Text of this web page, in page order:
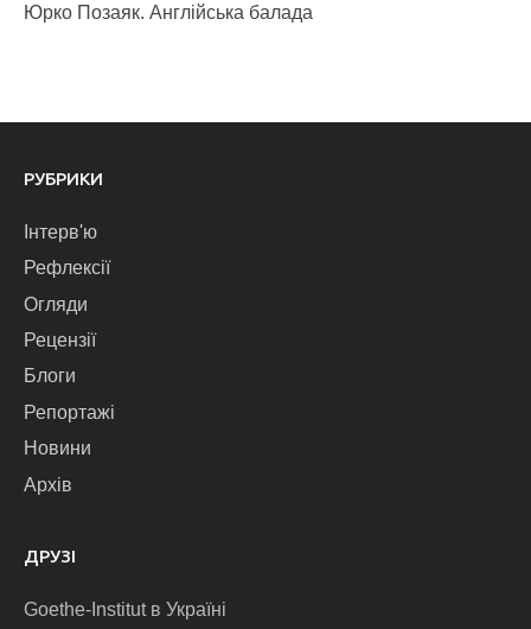
Юрко Позаяк. Англійська балада
РУБРИКИ
Інтерв'ю
Рефлексії
Огляди
Рецензії
Блоги
Репортажі
Новини
Архів
ДРУЗІ
Goethe-Institut в Україні